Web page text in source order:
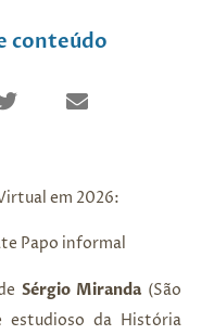
conteúdo
em 2026:
Papo informal
Sérgio Miranda (São
estudioso da História